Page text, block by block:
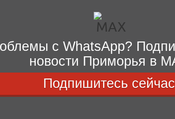
с WhatsApp?
новости Приморья в
Подпишитесь